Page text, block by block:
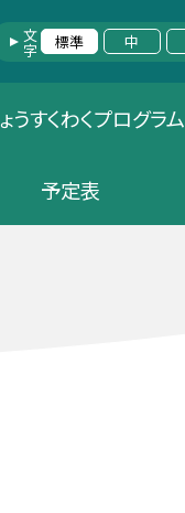
文字 標準 中
うすくわくプログラム
予定表